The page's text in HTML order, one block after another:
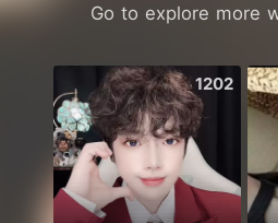
Go to explore more
1202